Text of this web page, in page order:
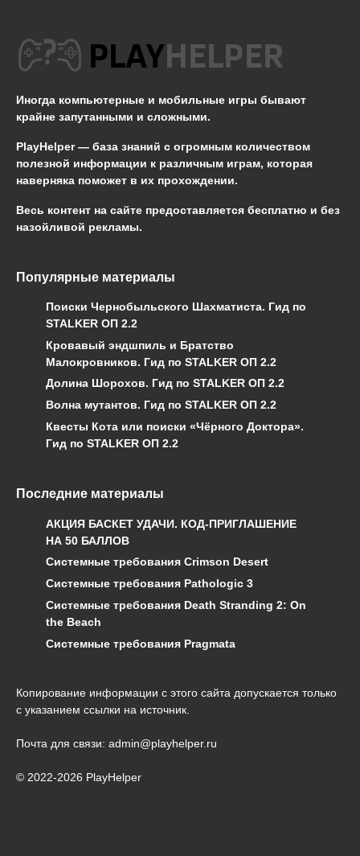
Иногда компьютерные и мобильные игры бывают
крайне запутанными и сложными.
PlayHelper — база знаний с огромным количеством
полезной информации к различным играм, которая
наверняка поможет в их прохождении.
Весь контент на сайте предоставляется бесплатно и без
назойливой рекламы.
Популярные материалы
Поиски Чернобыльского Шахматиста. Гид по
STALKER ОП 2.2
Кровавый эндшпиль и Братство
Малокровников. Гид по STALKER ОП 2.2
Долина Шорохов. Гид по STALKER ОП 2.2
Волна мутантов. Гид по STALKER ОП 2.2
Квесты Кота или поиски «Чёрного Доктора».
Гид по STALKER ОП 2.2
Последние материалы
АКЦИЯ БАСКЕТ УДАЧИ. КОД-ПРИГЛАШЕНИЕ
НА 50 БАЛЛОВ
Системные требования Crimson Desert
Системные требования Pathologic 3
Системные требования Death Stranding 2: On
the Beach
Системные требования Pragmata
Копирование информации с этого сайта допускается только
с указанием ссылки на источник.
Почта для связи: admin@playhelper.ru
© 2022-2026 PlayHelper